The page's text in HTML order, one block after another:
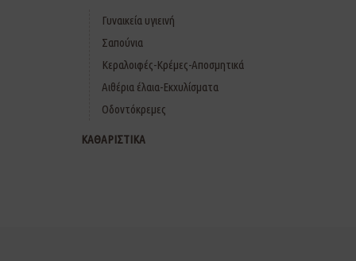
Γυναικεία υγιεινή
Σαπούνια
Κεραλοιφές-Κρέμες-Αποσμητικά
Αιθέρια έλαια-Εκχυλίσματα
Οδοντόκρεμες
ΚΑΘΑΡΙΣΤΙΚΑ